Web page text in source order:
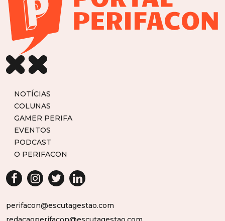
NOTÍCIAS
COLUNAS
GAMER PERIFA
EVENTOS
PODCAST
O PERIFACON
perifacon@escutagestao.com